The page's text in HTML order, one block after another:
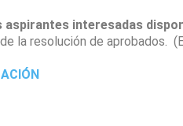
aspirantes interesadas
la resolución de aprobados.